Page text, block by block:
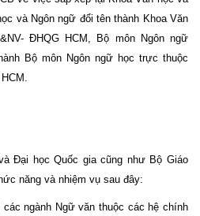
và Ngôn ngữ đổi tên thành Khoa Văn
ĐHQG HCM, Bộ môn Ngôn ngữ
Bộ môn Ngôn ngữ học trực thuộc
Đại học Quốc gia cũng như Bộ Giáo
năng và nhiệm vụ sau đây:
ngành Ngữ văn thuộc các hệ chính